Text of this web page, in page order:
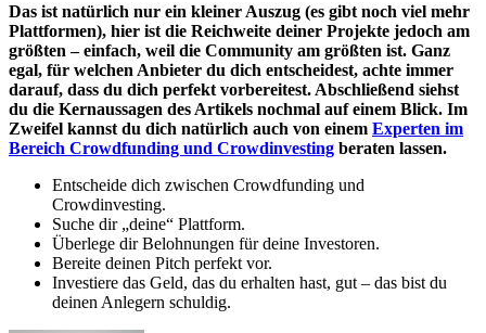
Das ist natürlich nur ein kleiner Auszug (es gibt noch viel mehr
Plattformen), hier ist die Reichweite deiner Projekte jedoch am
größten – einfach, weil die Community am größten ist. Ganz
egal, für welchen Anbieter du dich entscheidest, achte immer
darauf, dass du dich perfekt vorbereitest. Abschließend siehst
du die Kernaussagen des Artikels nochmal auf einem Blick. Im
Zweifel kannst du dich natürlich auch von einem Experten im
Bereich Crowdfunding und Crowdinvesting beraten lassen.
Entscheide dich zwischen Crowdfunding und
Crowdinvesting.
Suche dir „deine“ Plattform.
Überlege dir Belohnungen für deine Investoren.
Bereite deinen Pitch perfekt vor.
Investiere das Geld, das du erhalten hast, gut – das bist du
deinen Anlegern schuldig.